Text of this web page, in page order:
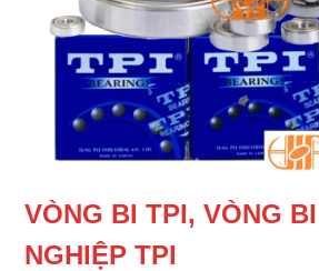
VÒNG BI TPI, VÒNG
NGHIỆP TPI